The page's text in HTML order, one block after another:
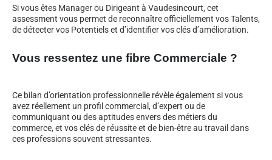
Si vous êtes Manager ou Dirigeant à Vaudesincourt, cet
assessment vous permet de reconnaître officiellement vos Talents,
de détecter vos Potentiels et d’identifier vos clés d’amélioration.
Vous ressentez une fibre Commerciale ?
Ce bilan d’orientation professionnelle révèle également si vous
avez réellement un profil commercial, d’expert ou de
communiquant ou des aptitudes envers des métiers du
commerce, et vos clés de réussite et de bien-être au travail dans
ces professions souvent stressantes.